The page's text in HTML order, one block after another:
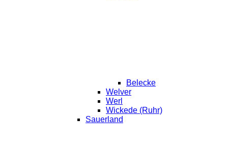
Belecke
Welver
Werl
Wickede (Ruhr)
Sauerland